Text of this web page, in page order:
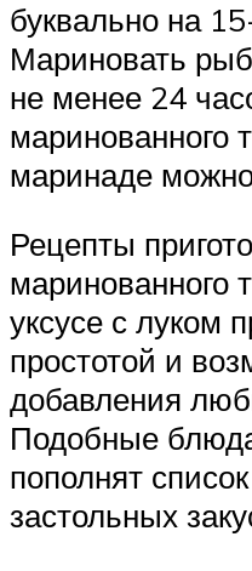
буквально на
Мариновать
не менее 24
маринованного
маринаде
Рецепты
маринованного
уксусе с луком
простотой и
добавления
Подобные
пополнят
застольных